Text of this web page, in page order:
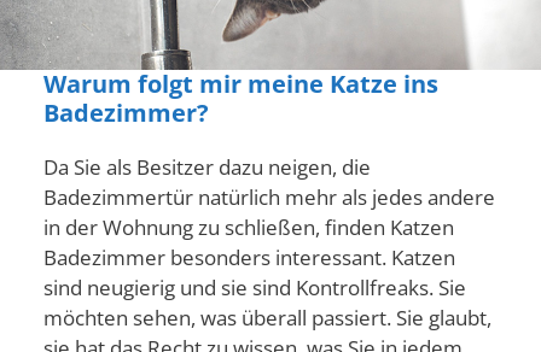
Warum folgt mir meine Katze ins
Badezimmer?
Da Sie als Besitzer dazu neigen, die
Badezimmertür natürlich mehr als jedes andere
in der Wohnung zu schließen, finden Katzen
Badezimmer besonders interessant. Katzen
sind neugierig und sie sind Kontrollfreaks. Sie
möchten sehen, was überall passiert. Sie glaubt,